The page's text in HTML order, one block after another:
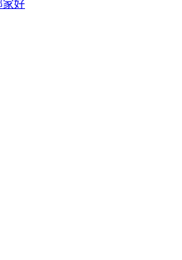
家好